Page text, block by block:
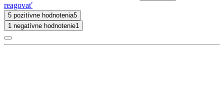
reagovať
5 pozitívne hodnotenia5
1 negatívne hodnotenie1